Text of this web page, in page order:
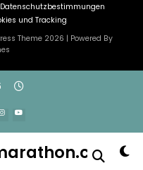
Datenschutzbestimmungen
und Tracking
Theme 2026 | Powered By